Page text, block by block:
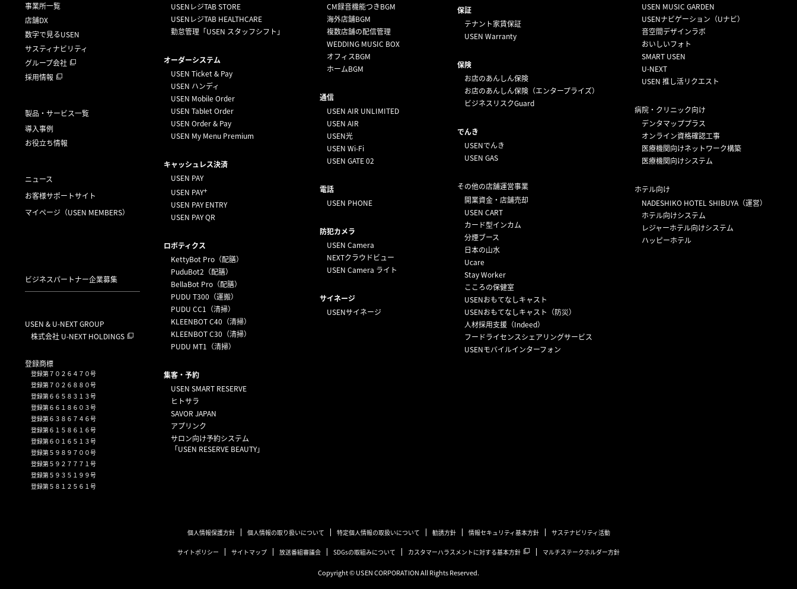
事業所一覧
店舗DX
数字で見るUSEN
サスティナビリティ
グループ会社
採用情報
製品・サービス一覧
導入事例
お役立ち情報
ニュース
お客様サポートサイト
マイページ （USEN MEMBERS）
ビジネスパートナー企業募集
USEN & U-NEXT GROUP
株式会社 U-NEXT HOLDINGS
登録商標
登録第７０２６４７０号
登録第７０２６８８０号
登録第６６５８３１３号
登録第６６１８６０３号
登録第６３８６７４６号
登録第６１５８６１６号
登録第６０１６５１３号
登録第５９８９７００号
登録第５９２７７７１号
登録第５９３５１９９号
登録第５８１２５６１号
USENレジTAB STORE
USENレジTAB HEALTHCARE
勤怠管理「USEN スタッフシフト」
オーダーシステム
USEN Ticket & Pay
USEN ハンディ
USEN Mobile Order
USEN Tablet Order
USEN Order & Pay
USEN My Menu Premium
キャッシュレス決済
USEN PAY
USEN PAY+
USEN PAY ENTRY
USEN PAY QR
ロボティクス
KettyBot Pro（配膳）
PuduBot2（配膳）
BellaBot Pro（配膳）
PUDU T300（運搬）
PUDU CC1（清掃）
KLEENBOT C40（清掃）
KLEENBOT C30（清掃）
PUDU MT1（清掃）
集客・予約
USEN SMART RESERVE
ヒトサラ
SAVOR JAPAN
アプリンク
サロン向け予約システム
「USEN RESERVE BEAUTY」
CM録音機能つきBGM
海外店舗BGM
複数店舗の配信管理
WEDDING MUSIC BOX
オフィスBGM
ホームBGM
通信
USEN AIR UNLIMITED
USEN AIR
USEN光
USEN Wi-Fi
USEN GATE 02
電話
USEN PHONE
防犯カメラ
USEN Camera
NEXTクラウドビュー
USEN Camera ライト
サイネージ
USENサイネージ
保証
テナント家賃保証
USEN Warranty
保険
お店のあんしん保険
お店のあんしん保険（エンタープライズ）
ビジネスリスクGuard
でんき
USENでんき
USEN GAS
その他の店舗運営事業
開業資金・店舗売却
USEN CART
カード型インカム
分煙ブース
日本の山水
Ucare
Stay Worker
こころの保健室
USENおもてなしキャスト
USENおもてなしキャスト（防災）
人材採用支援（Indeed）
フードライセンスシェアリングサービス
USENモバイルインターフォン
USEN MUSIC GARDEN
USENナビゲーション（Uナビ）
音空間デザインラボ
おいしいフォト
SMART USEN
U-NEXT
USEN 推し活リクエスト
病院・クリニック向け
デンタマッププラス
オンライン資格確認工事
医療機関向けネットワーク構築
医療機関向けシステム
ホテル向け
NADESHIKO HOTEL SHIBUYA（運営）
ホテル向けシステム
レジャーホテル向けシステム
ハッピーホテル
個人情報保護方針 個人情報の取り扱いについて 特定個人情報の取扱いについて 勧誘方針 情報セキュリティ基本方針 サステナビリティ活動
サイトポリシー サイトマップ 放送番組審議会 SDGsの取組みについて カスタマーハラスメントに対する基本方針 マルチステークホルダー方針
Copyright © USEN CORPORATION All Rights Reserved.